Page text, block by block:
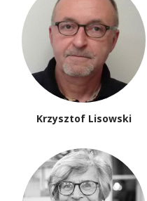
Krzysztof Lisowski